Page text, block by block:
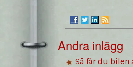
Andra inlägg
Så får du bilen